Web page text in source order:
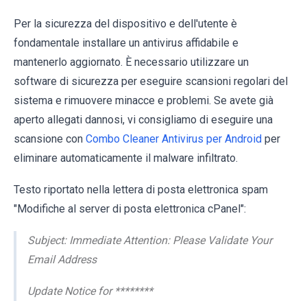
Per la sicurezza del dispositivo e dell'utente è
fondamentale installare un antivirus affidabile e
mantenerlo aggiornato. È necessario utilizzare un
software di sicurezza per eseguire scansioni regolari del
sistema e rimuovere minacce e problemi. Se avete già
aperto allegati dannosi, vi consigliamo di eseguire una
scansione con Combo Cleaner Antivirus per Android per
eliminare automaticamente il malware infiltrato.
Testo riportato nella lettera di posta elettronica spam
"Modifiche al server di posta elettronica cPanel":
Subject: Immediate Attention: Please Validate Your
Email Address
Update Notice for ********